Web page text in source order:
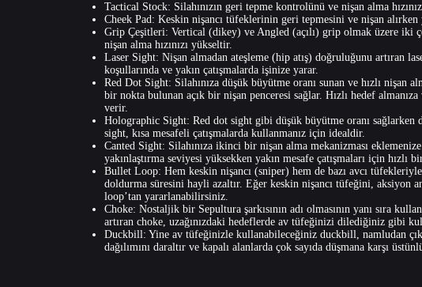
Tactical Stock: Silahınızın geri tepme kontrolünü ve nişan alma
Cheek Pad: Keskin nişancı tüfeklerinin geri tepmesini ve nişan alırken
Grip Çeşitleri: Vertical (dikey) ve Angled (açılı) grip olmak üzere iki
nişan alma hızınızı yükseltir.
Laser Sight: Nişan almadan ateşleme (hip atış) doğruluğunu artıran
koşullarında ve yakın çatışmalarda işinize yarar.
Red Dot Sight: Silahınıza düşük büyütme oranı sunan ve hızlı nişan
bir nokta bulunan açık bir nişan penceresi sağlar. Hızlı hedef
verir.
Holographic Sight: Red dot sight gibi düşük büyütme oranı sağlarken
sight, kısa mesafeli çatışmalarda kullanmanız için idealdir.
Canted Sight: Silahınıza ikinci bir nişan alma mekanizması
yakınlaştırma seviyesi yüksekken yakın mesafe çatışmaları için hızlı
Bullet Loop: Hem keskin nişancı (sniper) hem de bazı avcı
doldurma süresini hayli azaltır. Eğer keskin nişancı tüfeğini, aksiyon
loop’tan yararlanabilirsiniz.
Choke: Nostaljik bir Sepultura şarkısının adı olmasının yanı sıra
artıran choke, uzağınızdaki hedeflerde av tüfeğinizi dilediğiniz gibi
Duckbill: Yine av tüfeğinizle kullanabileceğiniz duckbill, namludan
dağılımını daraltır ve kapalı alanlarda çok sayıda düşmana karşı